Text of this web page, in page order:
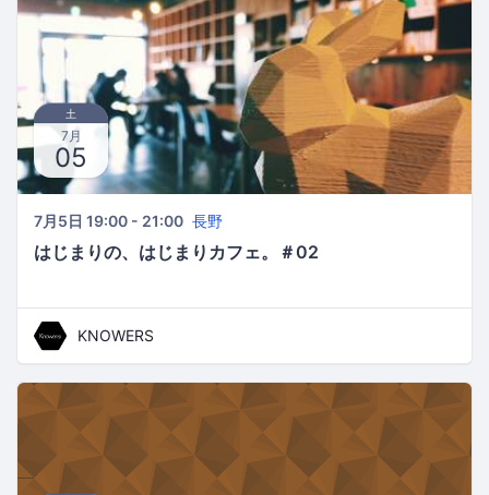
土
7月
05
7月5日 19:00 - 21:00 長野
はじまりの、はじまりカフェ。＃02
KNOWERS